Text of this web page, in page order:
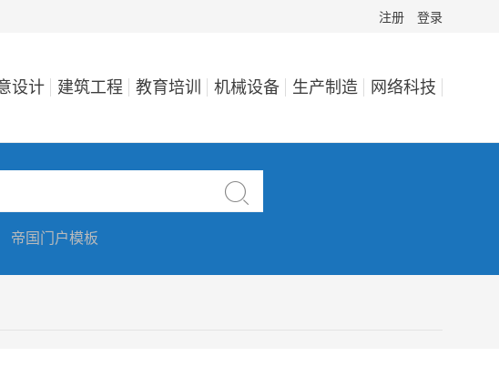
注册 登录
设计 建筑工程 教育培训 机械设备 生产制造 网络科技

帝国门户模板